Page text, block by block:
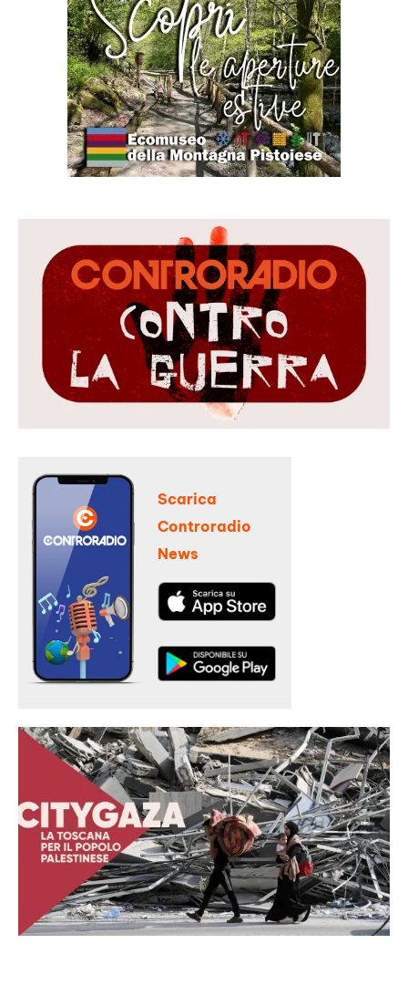
Scarica
Controradio
News